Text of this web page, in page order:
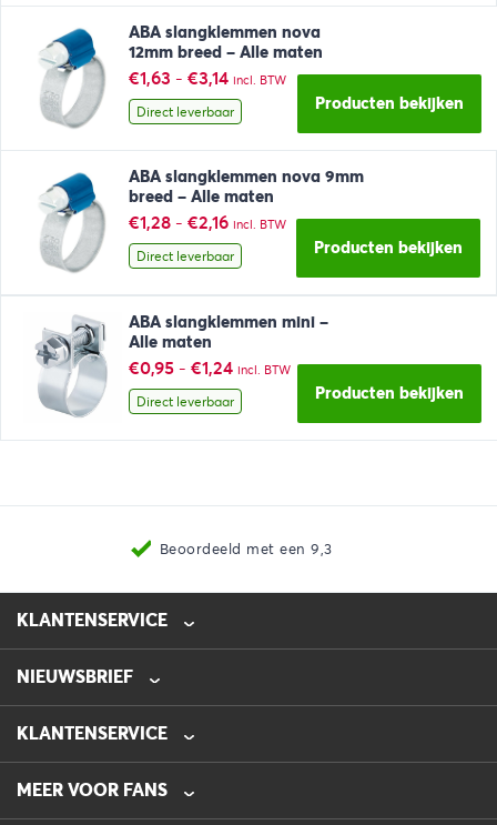
ABA slangklemmen nova
12mm breed – Alle maten
€1,63 - €3,14Prijsklasse:
€1,63
tot
€3,14
incl. BTW
Direct leverbaar Producten bekijken
ABA slangklemmen nova 9mm
breed – Alle maten
€1,28 - €2,16Prijsklasse:
€1,28
tot
€2,16
incl. BTW
Direct leverbaar Producten bekijken
ABA slangklemmen mini –
Alle maten
€0,95 - €1,24Prijsklasse:
€0,95
tot
€1,24
incl. BTW
Direct leverbaar Producten bekijken
Beoordeeld met een 9,3
KLANTENSERVICE
0475-218632
info@automotive-line.nl
NIEUWSBRIEF
KLANTENSERVICE
Bestellen
Betalen
Verzenden
MEER VOOR FANS
Veelgestelde vragen – FAQ